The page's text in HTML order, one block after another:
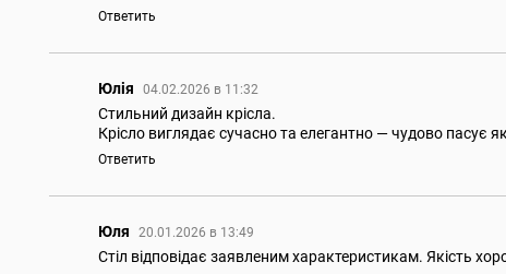
Ответить
Юлія 04.02.2026 в 11:32
Стильний дизайн крісла.
Крісло виглядає сучасно та елегантно — чудово пасує
Ответить
Юля 20.01.2026 в 13:49
Стіл відповідає заявленим характеристикам. Якість